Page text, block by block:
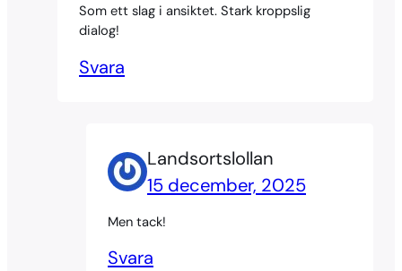
Som ett slag i ansiktet. Stark kroppslig
dialog!
Svara
Landsortslollan
15 december, 2025
Men tack!
Svara